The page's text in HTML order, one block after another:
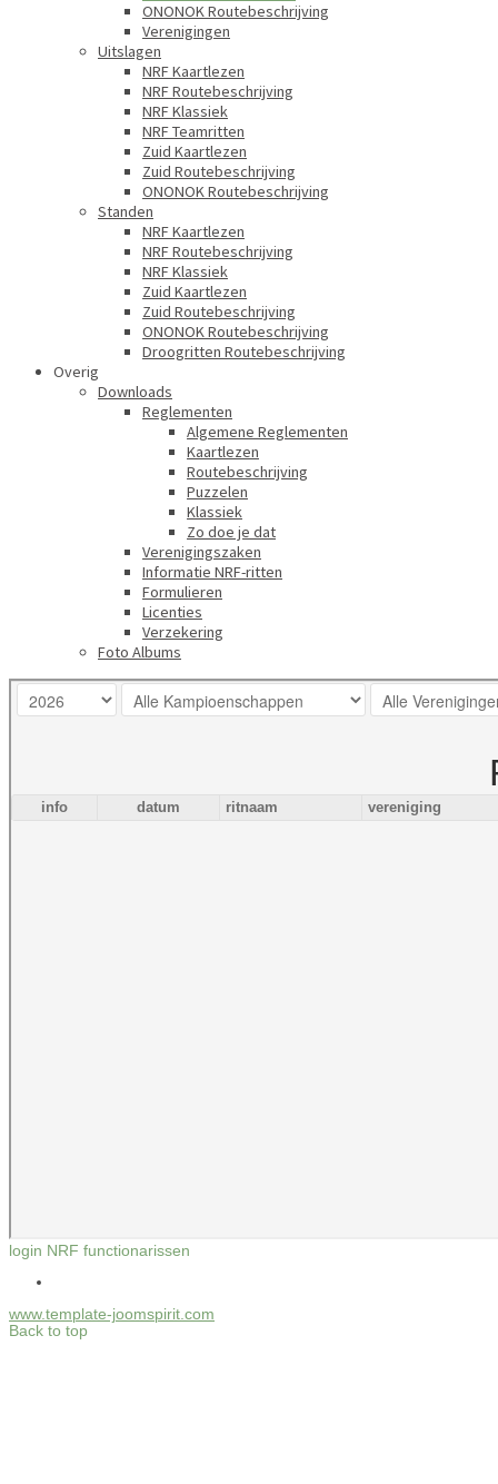
ONONOK Routebeschrijving
Verenigingen
Uitslagen
NRF Kaartlezen
NRF Routebeschrijving
NRF Klassiek
NRF Teamritten
Zuid Kaartlezen
Zuid Routebeschrijving
ONONOK Routebeschrijving
Standen
NRF Kaartlezen
NRF Routebeschrijving
NRF Klassiek
Zuid Kaartlezen
Zuid Routebeschrijving
ONONOK Routebeschrijving
Droogritten Routebeschrijving
Overig
Downloads
Reglementen
Algemene Reglementen
Kaartlezen
Routebeschrijving
Puzzelen
Klassiek
Zo doe je dat
Verenigingszaken
Informatie NRF-ritten
Formulieren
Licenties
Verzekering
Foto Albums
login NRF functionarissen
www.template-joomspirit.com
Back to top